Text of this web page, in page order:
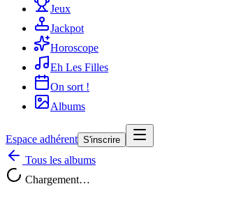
Jeux
Jackpot
Horoscope
Eh Les Filles
On sort !
Albums
Espace adhérent S'inscrire
Tous les albums
Chargement…